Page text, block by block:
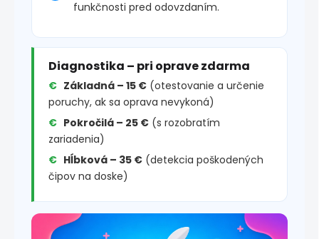
funkčnosti pred odovzdaním.
Diagnostika – pri oprave zdarma
Základná – 15 € (otestovanie a určenie
poruchy, ak sa oprava nevykoná)
Pokročilá – 25 € (s rozobratím
zariadenia)
Hĺbková – 35 € (detekcia poškodených
čipov na doske)